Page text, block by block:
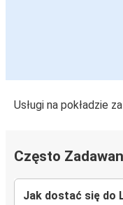
Lubin
Usługi na pokładzie
Często
Jak dostać się do